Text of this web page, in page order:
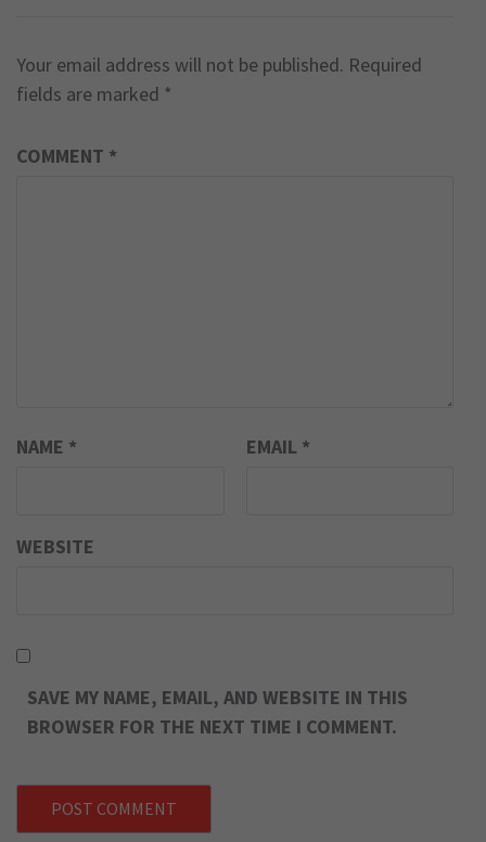
Your email address will not be published. Required
fields are marked *
COMMENT *
NAME * EMAIL *
WEBSITE
SAVE MY NAME, EMAIL, AND WEBSITE IN THIS
BROWSER FOR THE NEXT TIME I COMMENT.